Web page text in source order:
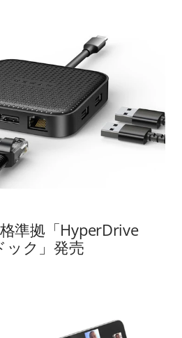
準拠「HyperDrive
ック」発売